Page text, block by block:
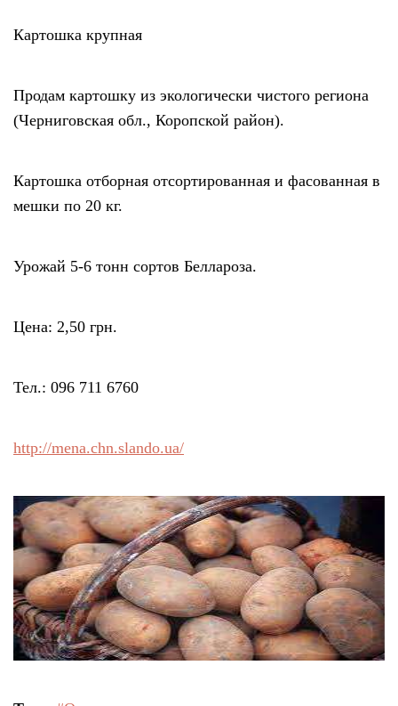
Картошка крупная
Продам картошку из экологически чистого региона
(Черниговская обл., Коропской район).
Картошка отборная отсортированная и фасованная в
мешки по 20 кг.
Урожай 5-6 тонн сортов Беллароза.
Цена: 2,50 грн.
Тел.: 096 711 6760
http://mena.chn.slando.ua/